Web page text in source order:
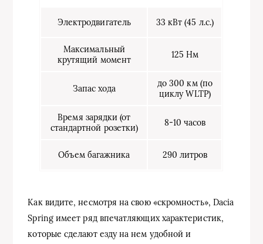
Электродвигатель 33 кВт (45 л.с.)
Максимальный
крутящий момент
125 Нм
Запас хода
до 300 км (по
циклу WLTP)
Время зарядки (от
стандартной розетки)
8-10 часов
Объем багажника 290 литров
Как видите, несмотря на свою «скромность», Dacia
Spring имеет ряд впечатляющих характеристик,
которые сделают езду на нем удобной и